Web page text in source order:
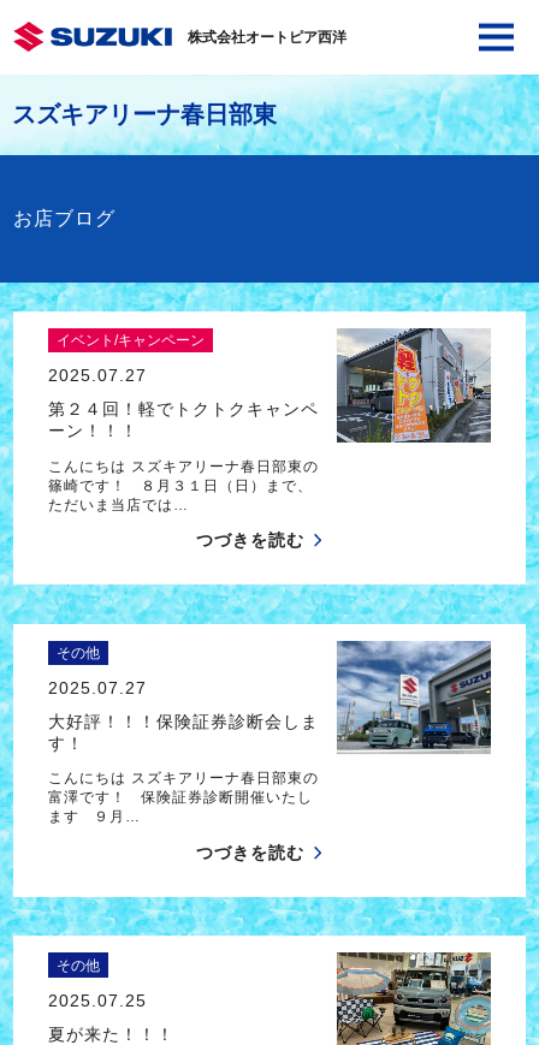
株式会社オートピア西洋
スズキアリーナ春日部東
お店ブログ
イベント/キャンペーン
2025.07.27
第２４回！軽でトクトクキャンペ
ーン！！！
こんにちは スズキアリーナ春日部東の
篠崎です！ ８月３１日（日）まで、
ただいま当店では…
つづきを読む
その他
2025.07.27
大好評！！！保険証券診断会しま
す！
こんにちは スズキアリーナ春日部東の
富澤です！ 保険証券診断開催いたし
ます ９月…
つづきを読む
その他
2025.07.25
夏が来た！！！